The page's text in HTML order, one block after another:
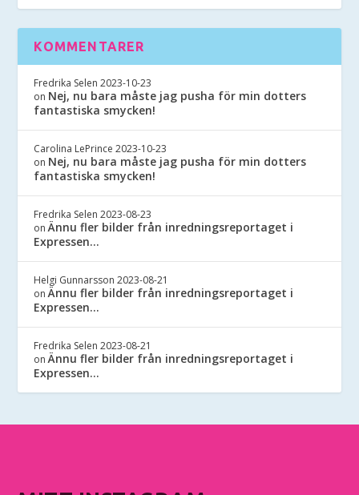
KOMMENTARER
Fredrika Selen 2023-10-23
on Nej, nu bara måste jag pusha för min dotters
fantastiska smycken!
Carolina LePrince 2023-10-23
on Nej, nu bara måste jag pusha för min dotters
fantastiska smycken!
Fredrika Selen 2023-08-23
onÄnnu fler bilder från inredningsreportaget i
Expressen…
Helgi Gunnarsson 2023-08-21
onÄnnu fler bilder från inredningsreportaget i
Expressen…
Fredrika Selen 2023-08-21
onÄnnu fler bilder från inredningsreportaget i
Expressen…